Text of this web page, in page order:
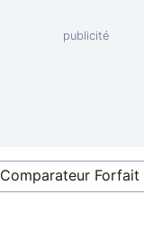
Comparateur Forfait